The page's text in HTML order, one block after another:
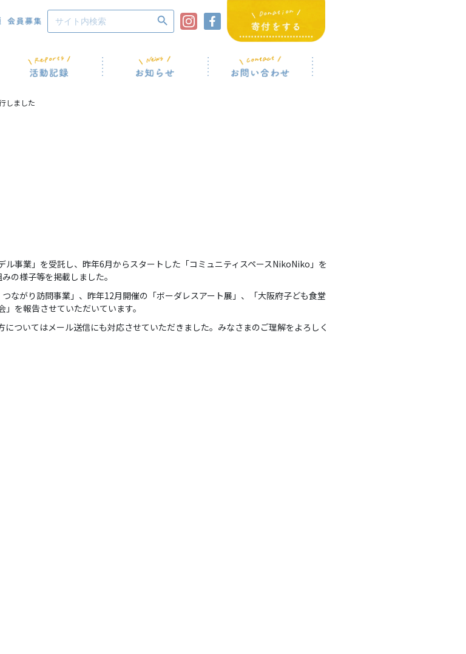
Search
for:
Search Button
しました
事業」を受託し、昨年6月からスタートした「コミュニティスペースNikoNiko」を
の様子等を掲載しました。
ながり訪問事業」、昨年12月開催の「ボーダレスアート展」、「大阪府子ども食堂
を報告させていただいています。
ついてはメール送信にも対応させていただきました。みなさまのご理解をよろしく